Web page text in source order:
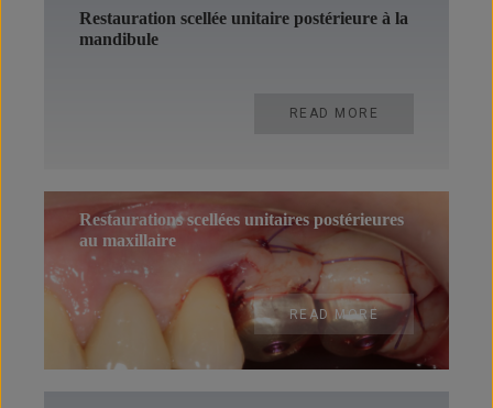
Restauration scellée unitaire postérieure à la
mandibule
READ MORE
Restaurations scellées unitaires postérieures
au maxillaire
READ MORE